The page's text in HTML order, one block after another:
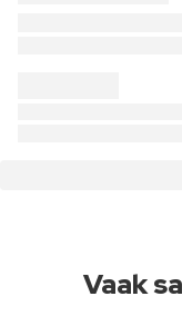
Vaak